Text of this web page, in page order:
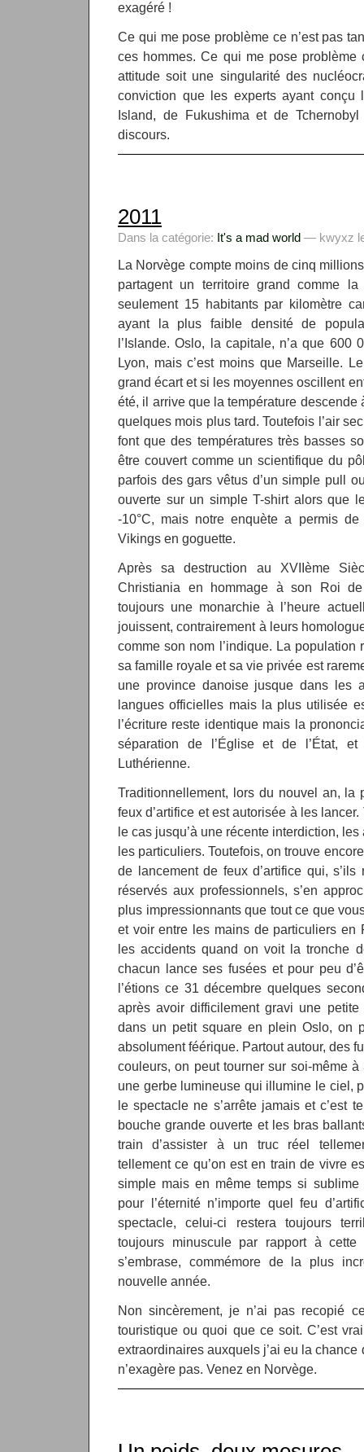
exagéré !
Ce qui me pose problème ce n’est pas
ces hommes. Ce qui me pose problème
attitude soit une singularité des
conviction que les experts ayant conçu
Island, de Fukushima et de
discours.
2011
Dans la catégorie: It's a mad world — kwyxz
La Norvège compte moins de cinq
partagent un territoire grand comme
seulement 15 habitants par kilomètre
ayant la plus faible densité de
l’Islande. Oslo, la capitale, n’a que 600
Lyon, mais c’est moins que Marseille.
grand écart et si les moyennes oscillent
été, il arrive que la température descende
quelques mois plus tard. Toutefois l’air
font que des températures très basses
être couvert comme un scientifique du
parfois des gars vêtus d’un simple pull
ouverte sur un simple T-shirt alors que
-10°C, mais notre enquète a permis de
Vikings en goguette.
Après sa destruction au XVIIème
Christiania en hommage à son Roi
toujours une monarchie à l’heure
jouissent, contrairement à leurs
comme son nom l’indique. La population
sa famille royale et sa vie privée est
une province danoise jusque dans les
langues officielles mais la plus utilisée
l’écriture reste identique mais la
séparation de l’Église et de l’État,
Luthérienne.
Traditionnellement, lors du nouvel an, la
feux d’artifice et est autorisée à les
le cas jusqu’à une récente interdiction,
les particuliers. Toutefois, on trouve
de lancement de feux d’artifice qui,
réservés aux professionnels, s’en
plus impressionnants que tout ce que
et voir entre les mains de particuliers en
les accidents quand on voit la tronche
chacun lance ses fusées et pour peu
l’étions ce 31 décembre quelques
après avoir difficilement gravi une
dans un petit square en plein Oslo, on
absolument féérique. Partout autour, des
couleurs, on peut tourner sur soi-même
une gerbe lumineuse qui illumine le ciel,
le spectacle ne s’arrête jamais et c’est
bouche grande ouverte et les bras
train d’assister à un truc réel
tellement ce qu’on est en train de vivre
simple mais en même temps si
pour l’éternité n’importe quel feu
spectacle, celui-ci restera toujours
toujours minuscule par rapport à cette
s’embrase, commémore de la plus
nouvelle année.
Non sincèrement, je n’ai pas recopié
touristique ou quoi que ce soit. C’est
extraordinaires auxquels j’ai eu la chance
n’exagère pas. Venez en Norvège.